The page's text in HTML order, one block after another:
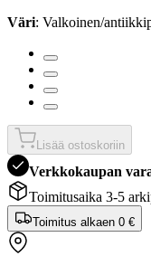
Väri: Valkoinen/
Lisää ostoskoriin
Verkkokaupan
Toimitusaika 3-5
Toimitus alkaen 0 €